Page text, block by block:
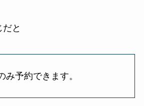
と
み予約できます。